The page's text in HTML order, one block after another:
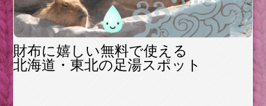
財布に嬉しい無料で使える
北海道・東北の足湯スポット